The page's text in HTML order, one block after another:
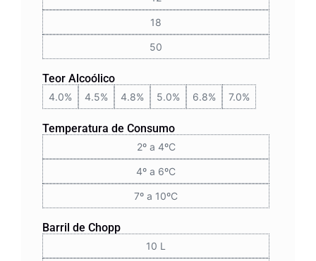
18
50
Teor Alcoólico
4.0% 4.5% 4.8% 5.0% 6.8% 7.0%
Temperatura de Consumo
2º a 4ºC
4º a 6ºC
7º a 10ºC
Barril de Chopp
10 L